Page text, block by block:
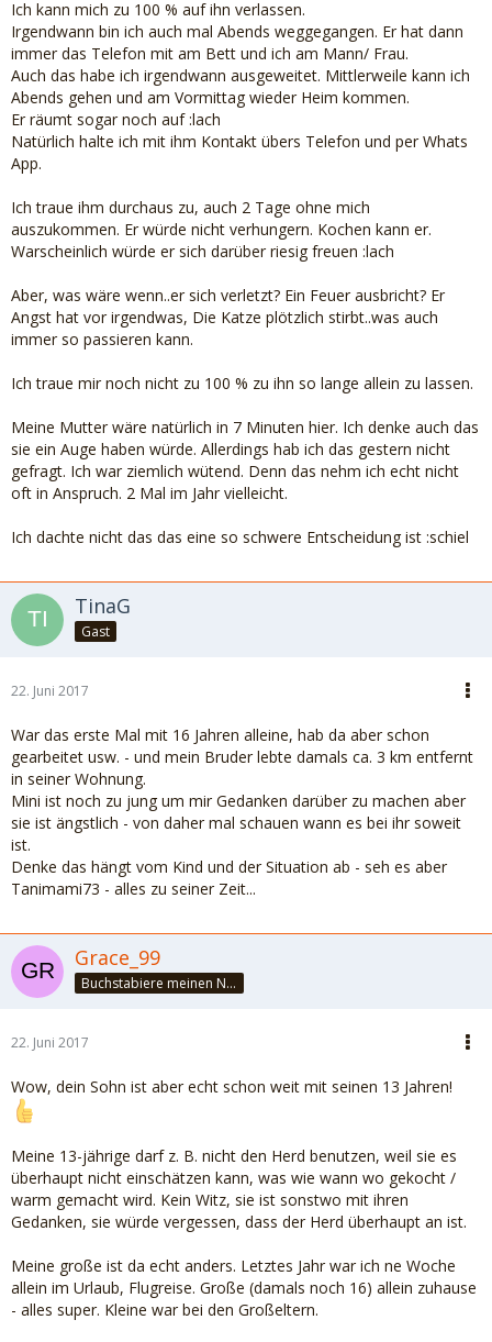
Ich kann mich zu 100 % auf ihn verlassen.
Irgendwann bin ich auch mal Abends weggegangen. Er hat dann
immer das Telefon mit am Bett und ich am Mann/ Frau.
Auch das habe ich irgendwann ausgeweitet. Mittlerweile kann ich
Abends gehen und am Vormittag wieder Heim kommen.
Er räumt sogar noch auf :lach
Natürlich halte ich mit ihm Kontakt übers Telefon und per Whats
App.
Ich traue ihm durchaus zu, auch 2 Tage ohne mich
auszukommen. Er würde nicht verhungern. Kochen kann er.
Warscheinlich würde er sich darüber riesig freuen :lach
Aber, was wäre wenn..er sich verletzt? Ein Feuer ausbricht? Er
Angst hat vor irgendwas, Die Katze plötzlich stirbt..was auch
immer so passieren kann.
Ich traue mir noch nicht zu 100 % zu ihn so lange allein zu lassen.
Meine Mutter wäre natürlich in 7 Minuten hier. Ich denke auch das
sie ein Auge haben würde. Allerdings hab ich das gestern nicht
gefragt. Ich war ziemlich wütend. Denn das nehm ich echt nicht
oft in Anspruch. 2 Mal im Jahr vielleicht.
Ich dachte nicht das das eine so schwere Entscheidung ist :schiel
TinaG
Gast
22. Juni 2017
War das erste Mal mit 16 Jahren alleine, hab da aber schon
gearbeitet usw. - und mein Bruder lebte damals ca. 3 km entfernt
in seiner Wohnung.
Mini ist noch zu jung um mir Gedanken darüber zu machen aber
sie ist ängstlich - von daher mal schauen wann es bei ihr soweit
ist.
Denke das hängt vom Kind und der Situation ab - seh es aber
Tanimami73 - alles zu seiner Zeit...
Grace_99
Buchstabiere meinen Namen - GÖTTIN :)
22. Juni 2017
Wow, dein Sohn ist aber echt schon weit mit seinen 13 Jahren!
Meine 13-jährige darf z. B. nicht den Herd benutzen, weil sie es
überhaupt nicht einschätzen kann, was wie wann wo gekocht /
warm gemacht wird. Kein Witz, sie ist sonstwo mit ihren
Gedanken, sie würde vergessen, dass der Herd überhaupt an ist.
Meine große ist da echt anders. Letztes Jahr war ich ne Woche
allein im Urlaub, Flugreise. Große (damals noch 16) allein zuhause
- alles super. Kleine war bei den Großeltern.